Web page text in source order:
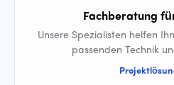
Fachberatung
Unsere Spezialisten helfen
passenden Technik